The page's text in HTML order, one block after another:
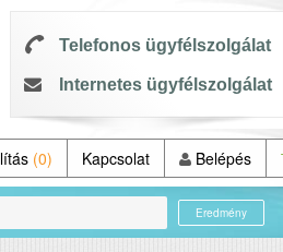
Telefonos ügyfélszolgálat
Internetes ügyfélszolgálat
(0) Kapcsolat Belépés
Eredmény